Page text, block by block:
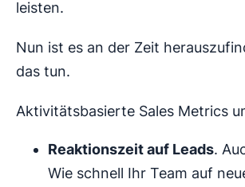
leisten.
Nun ist es an der Zeit
das tun.
Aktivitätsbasierte Sales Metrics
Reaktionszeit auf Leads.
Wie schnell Ihr Team auf